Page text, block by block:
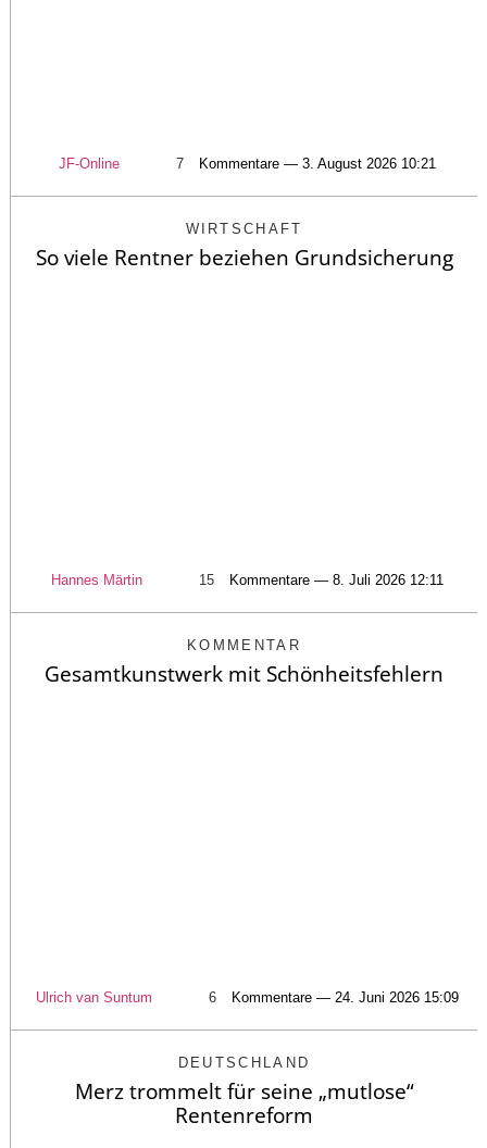
JF-Online 7 Kommentare — 3. August 2026 10:21
WIRTSCHAFT
So viele Rentner beziehen Grundsicherung
Hannes Märtin 15 Kommentare — 8. Juli 2026 12:11
KOMMENTAR
Gesamtkunstwerk mit Schönheitsfehlern
Ulrich van Suntum 6 Kommentare — 24. Juni 2026 15:09
DEUTSCHLAND
Merz trommelt für seine „mutlose“
Rentenreform